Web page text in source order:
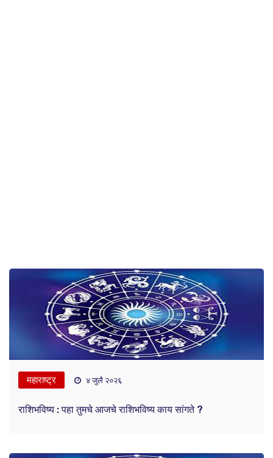
महाराष्ट्र ४ जुलै २०२६
राशिभविष्य : पहा तुमचे आजचे राशिभविष्य काय सांगते ?